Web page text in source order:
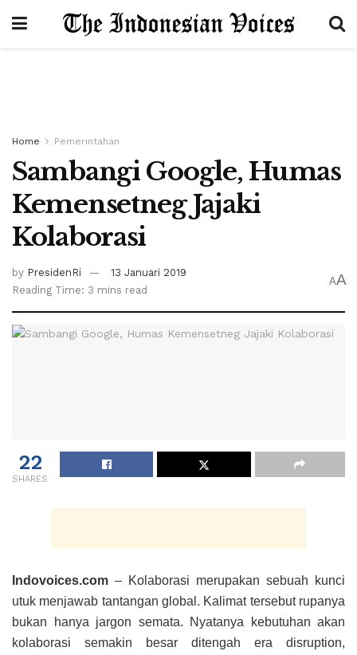
Home Pemerintahan
Sambangi Google, Humas
Kemensetneg Jajaki
Kolaborasi
by PresidenRi
13 Januari 2019
Reading Time: 3 mins read
AA
22
SHARES
Indovoices.com – Kolaborasi merupakan sebuah kunci
utuk menjawab tantangan global. Kalimat tersebut rupanya
bukan hanya jargon semata. Nyatanya kebutuhan akan
kolaborasi semakin besar ditengah era disruption,